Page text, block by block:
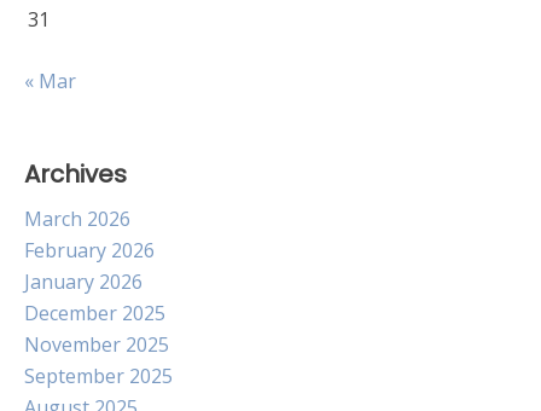
31
« Mar
Archives
March 2026
February 2026
January 2026
December 2025
November 2025
September 2025